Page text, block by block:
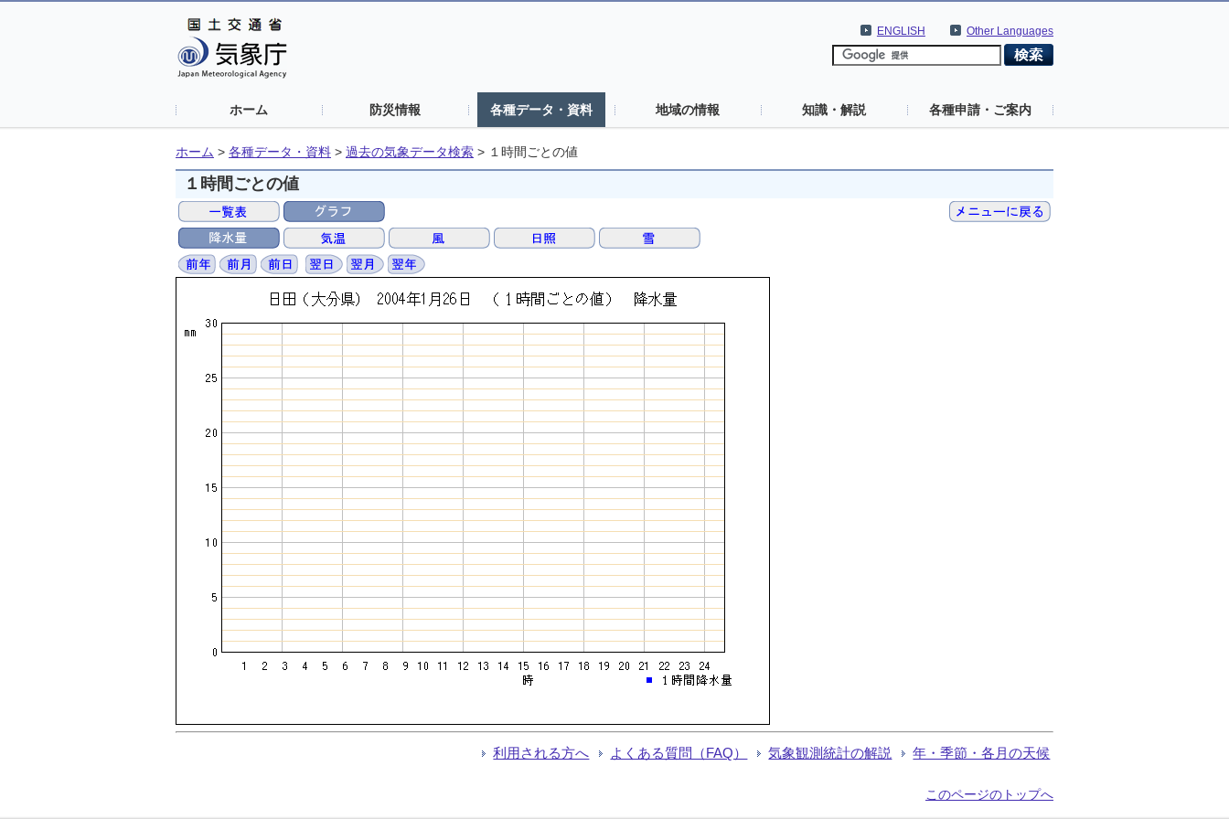
Other Languages
ENGLISH
ホーム 防災情報 各種データ・資料 地域の情報 知識・解説 各種申請・ご案内
ホーム > 各種データ・資料 > 過去の気象データ検索 > １時間ごとの値
１時間ごとの値
利用される方へ よくある質問（FAQ） 気象観測統計の解説 年・季節・各月の天候
このページのトップへ